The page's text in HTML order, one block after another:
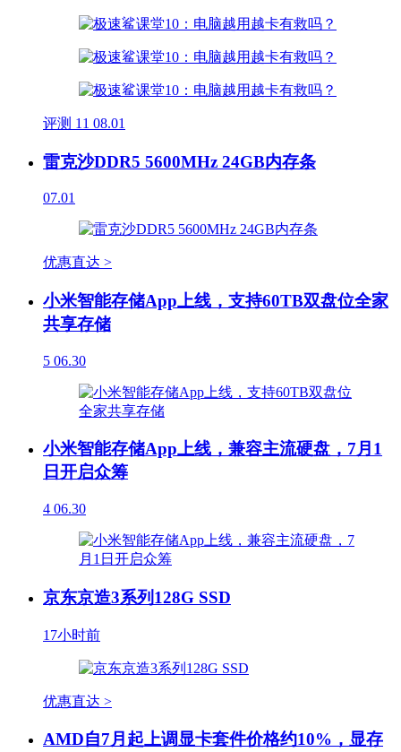
评测 11 08.01
雷克沙DDR5 5600MHz 24GB内存条
07.01
优惠直达 >
小米智能存储App上线，支持60TB双盘位全家
共享存储
5 06.30
小米智能存储App上线，兼容主流硬盘，7月1
日开启众筹
4 06.30
京东京造3系列128G SSD
17小时前
优惠直达 >
AMD自7月起上调显卡套件价格约10%，显存